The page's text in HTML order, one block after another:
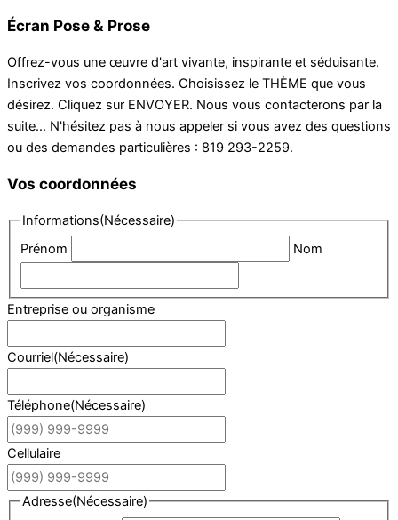
Écran Pose & Prose
Offrez-vous une œuvre d'art vivante, inspirante et séduisante.
Inscrivez vos coordonnées. Choisissez le THÈME que vous
désirez. Cliquez sur ENVOYER. Nous vous contacterons par la
suite... N'hésitez pas à nous appeler si vous avez des questions
ou des demandes particulières : 819 293-2259.
Vos coordonnées
Informations(Nécessaire)
Prénom
Nom
Entreprise ou organisme
Courriel(Nécessaire)
Téléphone(Nécessaire)
Cellulaire
Adresse(Nécessaire)